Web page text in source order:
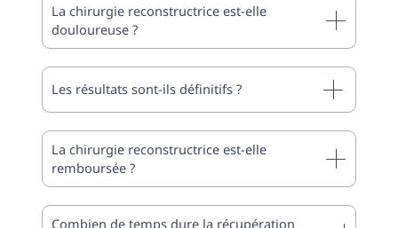
La chirurgie reconstructrice est-elle
douloureuse ?
Les résultats sont-ils définitifs ?
La chirurgie reconstructrice est-elle
remboursée ?
Combien de temps dure la récupération